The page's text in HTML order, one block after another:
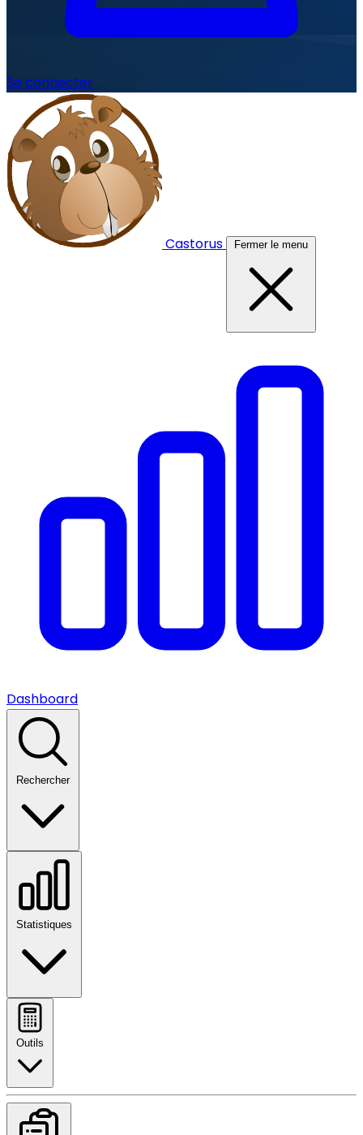
Se connecter
Castorus Fermer le menu
Dashboard
Rechercher
Statistiques
Outils